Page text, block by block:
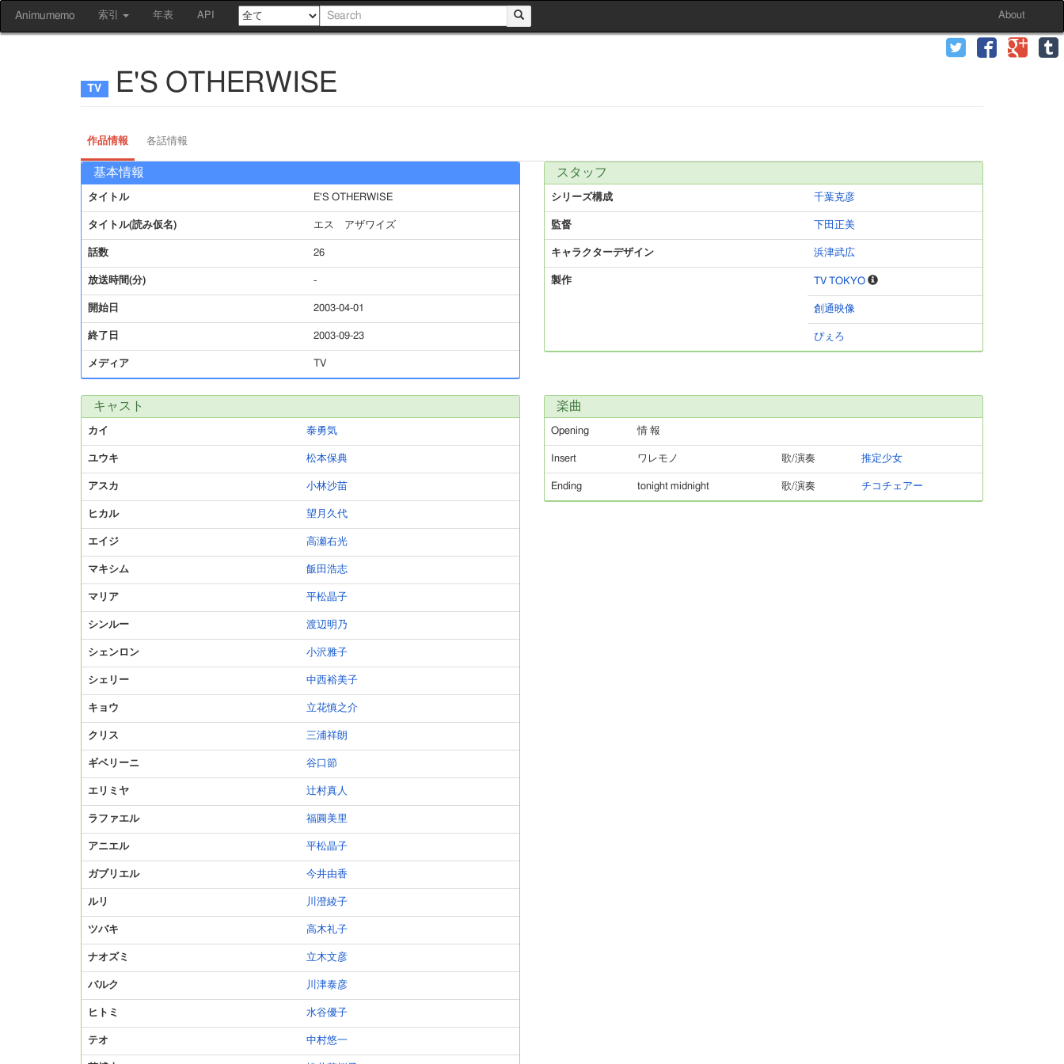
Animumemo 索引 年表 API About
E'S OTHERWISE
作品情報 各話情報
基本情報
タイトル E'S OTHERWISE
タイトル(読み仮名) エス アザワイズ
話数 26
放送時間(分) -
開始日 2003-04-01
終了日 2003-09-23
メディア TV
スタッフ
シリーズ構成 千葉克彦
監督 下田正美
キャラクターデザイン 浜津武広
製作 TV TOKYO
創通映像
ぴぇろ
キャスト
カイ 泰勇気
ユウキ 松本保典
アスカ 小林沙苗
ヒカル 望月久代
エイジ 高瀬右光
マキシム 飯田浩志
マリア 平松晶子
シンルー 渡辺明乃
シェンロン 小沢雅子
シェリー 中西裕美子
キョウ 立花慎之介
クリス 三浦祥朗
ギベリーニ 谷口節
エリミヤ 辻村真人
ラファエル 福圓美里
アニエル 平松晶子
ガブリエル 今井由香
ルリ 川澄綾子
ツバキ 高木礼子
ナオズミ 立木文彦
バルク 川津泰彦
ヒトミ 水谷優子
テオ 中村悠一
楽曲
Opening 情 報
Insert ワレモノ 歌/演奏 推定少女
Ending tonight midnight 歌/演奏 チコチェアー